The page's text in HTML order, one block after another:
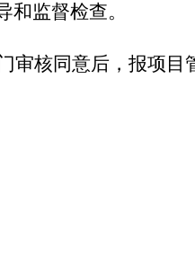
监督检查。
核同意后，报项目